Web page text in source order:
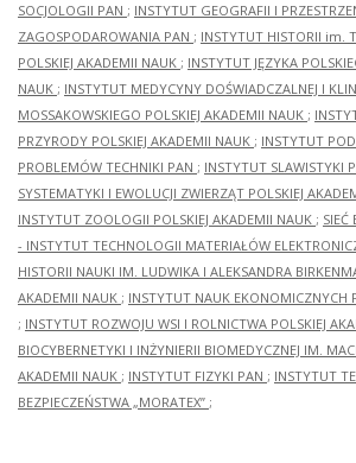
SOCJOLOGII PAN ; INSTYTUT GEOGRAFII I
ZAGOSPODAROWANIA PAN ; INSTYTUT HISTORII im.
POLSKIEJ AKADEMII NAUK ; INSTYTUT JĘZYKA
NAUK ; INSTYTUT MEDYCYNY DOŚWIADCZALNEJ I
MOSSAKOWSKIEGO POLSKIEJ AKADEMII NAUK ;
PRZYRODY POLSKIEJ AKADEMII NAUK ; INSTYTUT
PROBLEMÓW TECHNIKI PAN ; INSTYTUT SLAWISTYKI
SYSTEMATYKI I EWOLUCJI ZWIERZĄT POLSKIEJ
INSTYTUT ZOOLOGII POLSKIEJ AKADEMII NAUK ; SIEĆ
- INSTYTUT TECHNOLOGII MATERIAŁÓW
HISTORII NAUKI IM. LUDWIKA I ALEKSANDRA
AKADEMII NAUK ; INSTYTUT NAUK EKONOMICZNYCH
; INSTYTUT ROZWOJU WSI I ROLNICTWA POLSKIEJ
BIOCYBERNETYKI I INŻYNIERII BIOMEDYCZNEJ IM.
AKADEMII NAUK ; INSTYTUT FIZYKI PAN ; INSTYTUT
BEZPIECZEŃSTWA „MORATEX” ;